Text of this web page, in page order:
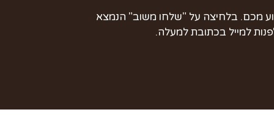
מכם. בלחיצה על "שלחו משוב" הנמצא
למייל בכתובת למעלה.